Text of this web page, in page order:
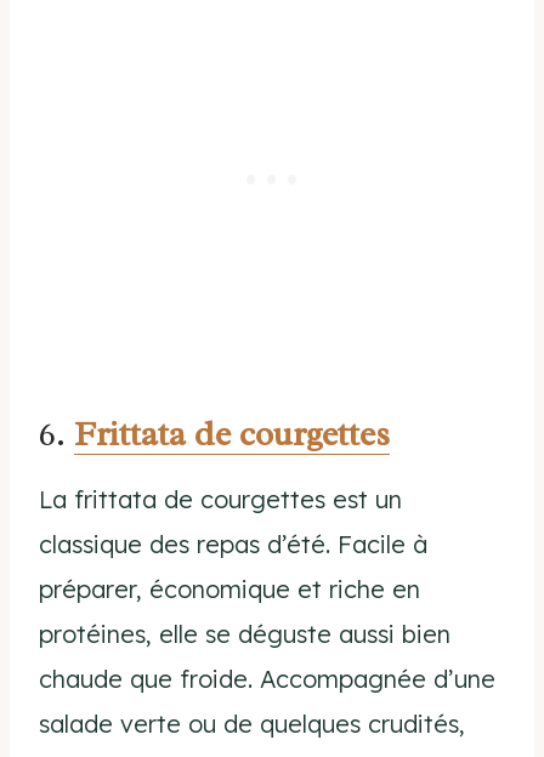
6. Frittata de courgettes
La frittata de courgettes est un
classique des repas d’été. Facile à
préparer, économique et riche en
protéines, elle se déguste aussi bien
chaude que froide. Accompagnée d’une
salade verte ou de quelques crudités,